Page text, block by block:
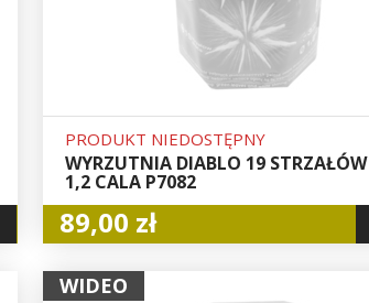
PRODUKT NIEDOSTĘPNY
WYRZUTNIA DIABLO 19 STRZAŁÓW
1,2 CALA P7082
89,00 zł
WIDEO